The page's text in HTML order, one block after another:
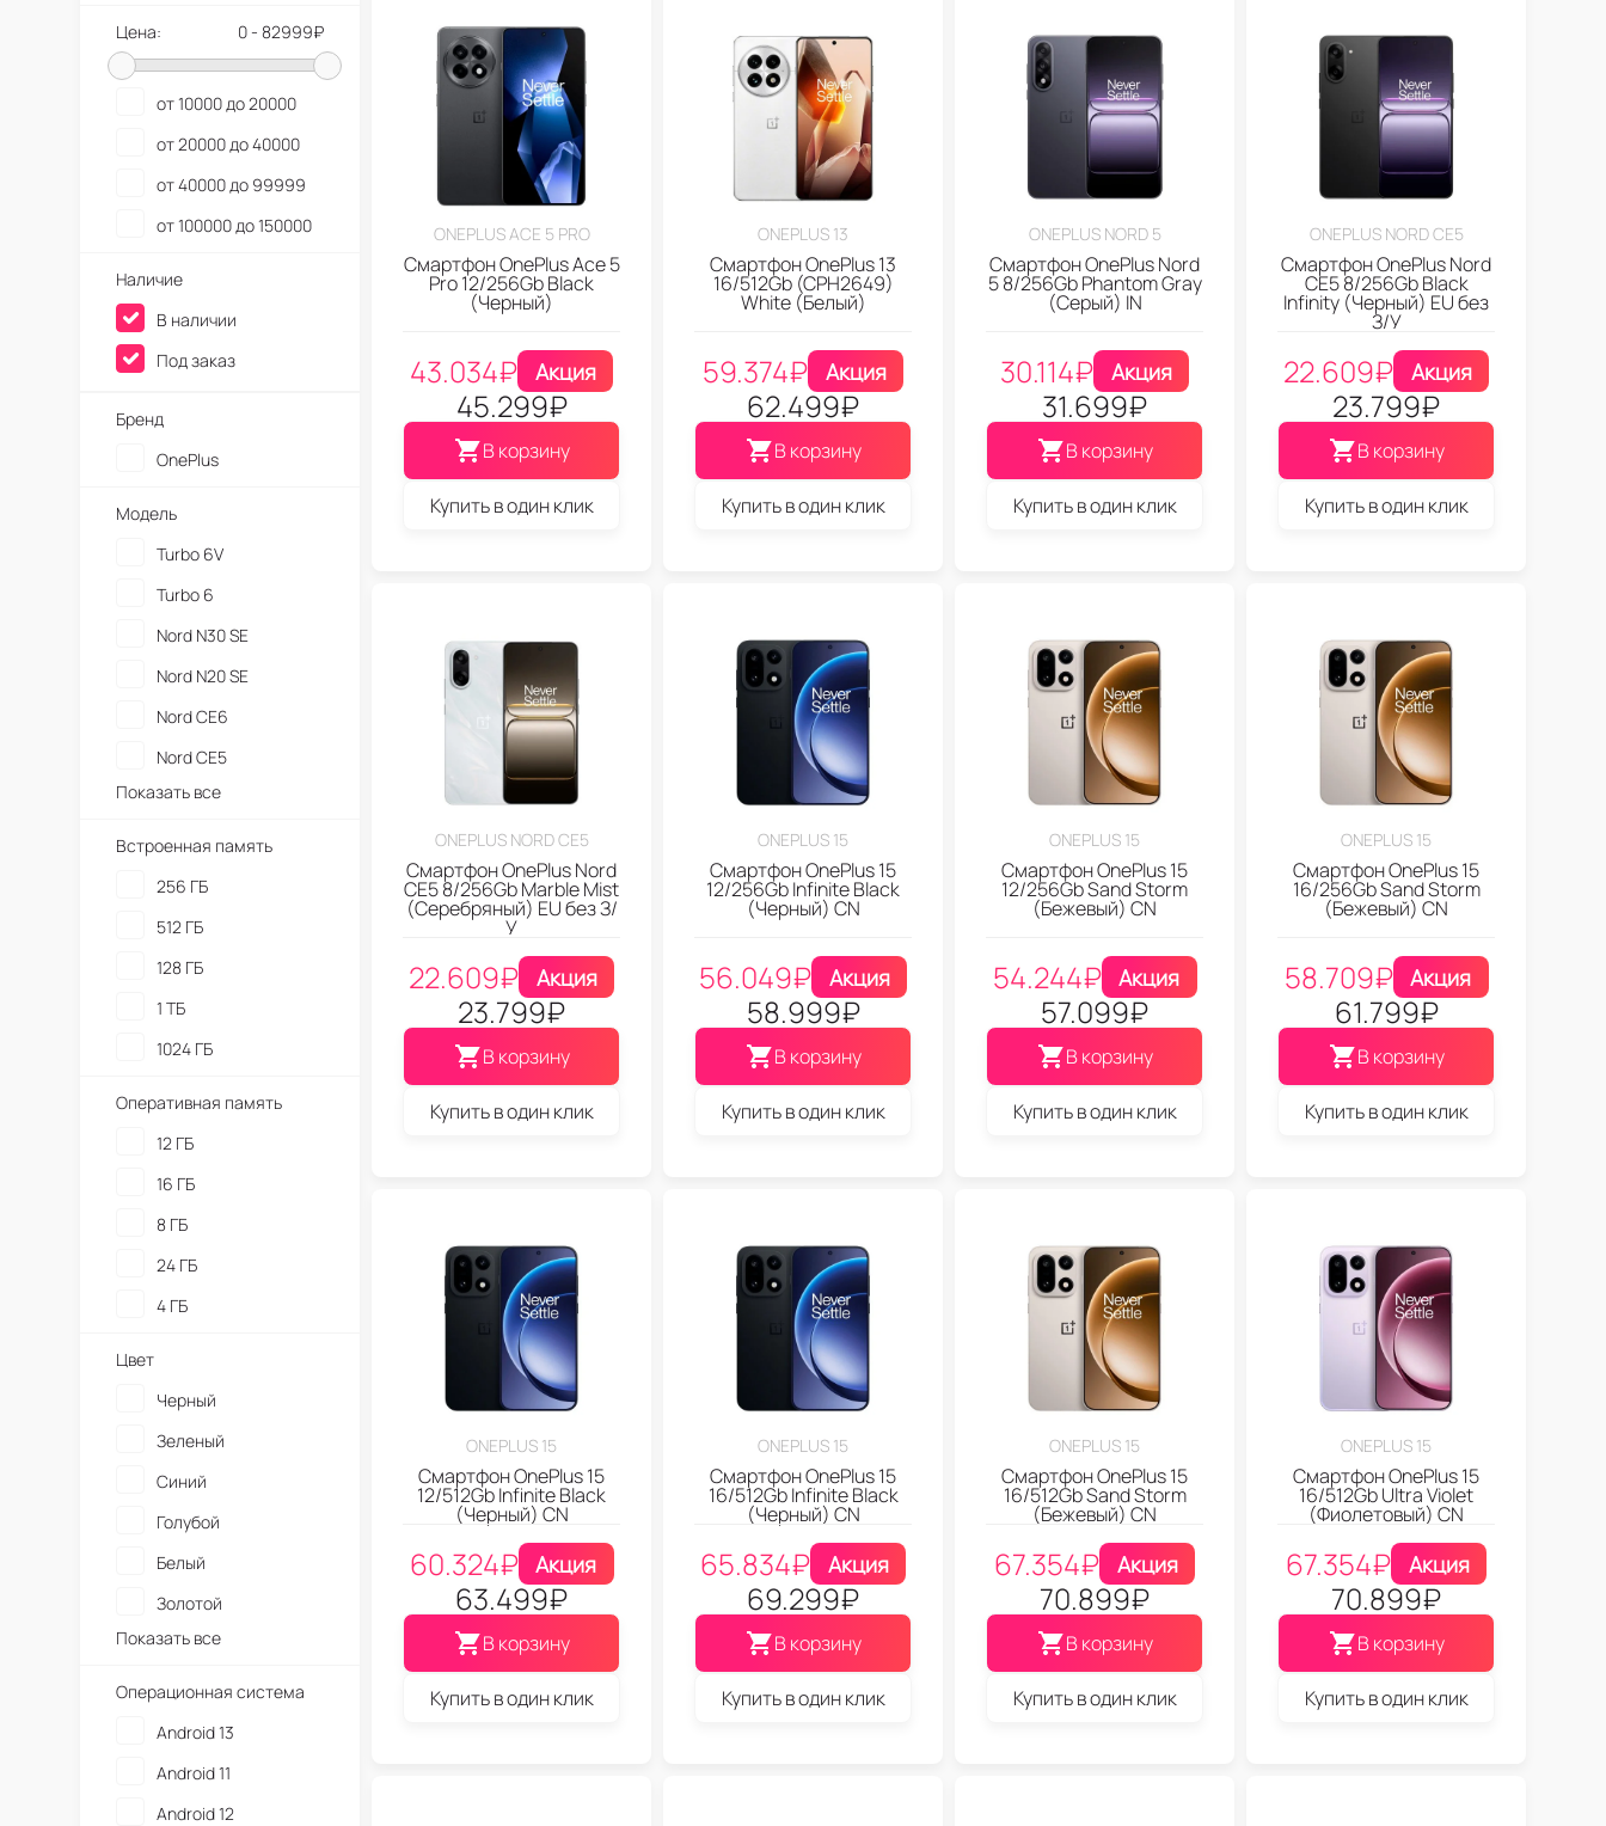
ONEPLUS ACE 5 PRO
Смартфон OnePlus Ace 5
Pro 12/256Gb Black
(Черный)
43.034₽ Акция
45.299₽
В корзину
Купить в один клик
ONEPLUS 13
Смартфон OnePlus 13
16/512Gb (CPH2649)
White (Белый)
59.374₽ Акция
62.499₽
В корзину
Купить в один клик
ONEPLUS NORD 5
Смартфон OnePlus Nord
5 8/256Gb Phantom Gray
(Серый) IN
30.114₽ Акция
31.699₽
В корзину
Купить в один клик
ONEPLUS NORD CE5
Смартфон OnePlus Nord
CE5 8/256Gb Black
Infinity (Черный) EU без
З/У
22.609₽ Акция
23.799₽
В корзину
Купить в один клик
ONEPLUS NORD CE5
Смартфон OnePlus Nord
CE5 8/256Gb Marble Mist
(Серебряный) EU без З/
У
22.609₽ Акция
23.799₽
В корзину
Купить в один клик
ONEPLUS 15
Смартфон OnePlus 15
12/256Gb Infinite Black
(Черный) CN
56.049₽ Акция
58.999₽
В корзину
Купить в один клик
ONEPLUS 15
Смартфон OnePlus 15
12/256Gb Sand Storm
(Бежевый) CN
54.244₽ Акция
57.099₽
В корзину
Купить в один клик
ONEPLUS 15
Смартфон OnePlus 15
16/256Gb Sand Storm
(Бежевый) CN
58.709₽ Акция
61.799₽
В корзину
Купить в один клик
ONEPLUS 15
Смартфон OnePlus 15
12/512Gb Infinite Black
(Черный) CN
60.324₽ Акция
63.499₽
В корзину
Купить в один клик
ONEPLUS 15
Смартфон OnePlus 15
16/512Gb Infinite Black
(Черный) CN
65.834₽ Акция
69.299₽
В корзину
Купить в один клик
ONEPLUS 15
Смартфон OnePlus 15
16/512Gb Sand Storm
(Бежевый) CN
67.354₽ Акция
70.899₽
В корзину
Купить в один клик
ONEPLUS 15
Смартфон OnePlus 15
16/512Gb Ultra Violet
(Фиолетовый) CN
67.354₽ Акция
70.899₽
В корзину
Купить в один клик
OnePlus Ace 5
OnePlus Ace 3V
OnePlus Ace 3 Pro
OnePlus Ace 3
OnePlus Ace 2V
OnePlus Ace
OnePlus 15T
OnePlus 15R
OnePlus 13T
OnePlus 13S
OnePlus 13R
OnePlus 13
Цена: 0 - 82999₽
от 10000 до 20000
от 20000 до 40000
от 40000 до 99999
от 100000 до 150000
Наличие
В наличии
Под заказ
Бренд
OnePlus
Модель
Turbo 6V
Turbo 6
Nord N30 SE
Nord N20 SE
Nord CE6
Nord CE5
Показать все
Встроенная память
256 ГБ
512 ГБ
128 ГБ
1 ТБ
1024 ГБ
Оперативная память
12 ГБ
16 ГБ
8 ГБ
24 ГБ
4 ГБ
Цвет
Черный
Зеленый
Синий
Голубой
Белый
Золотой
Показать все
Операционная система
Android 13
Android 11
Android 12